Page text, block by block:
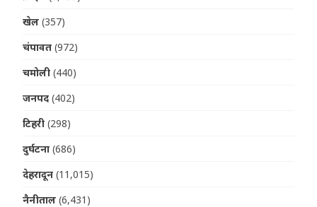
खेल (357)
चंपावत (972)
चमोली (440)
जनपद (402)
टिहरी (298)
दुर्घटना (686)
देहरादून (11,015)
नैनीताल (6,431)